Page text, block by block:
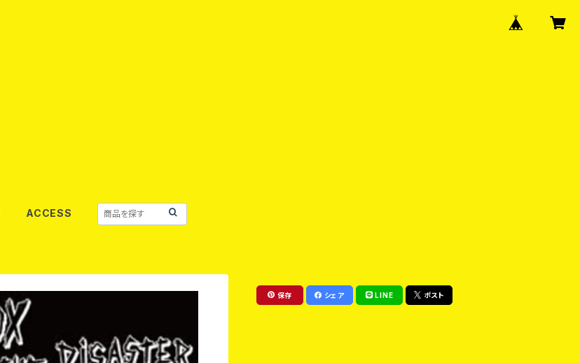
ACCESS
保存 シェア LINE ポスト